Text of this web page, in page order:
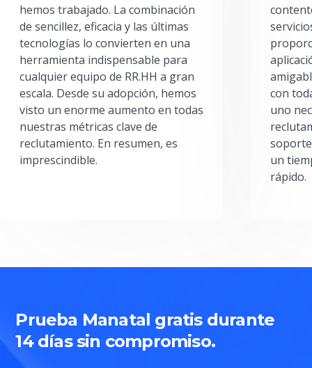
hemos trabajado. La combinación
de sencillez, eficacia y las últimas
tecnologías lo convierten en una
herramienta indispensable para
cualquier equipo de RR.HH a gran
escala. Desde su adopción, hemos
visto un enorme aumento en todas
nuestras métricas clave de
reclutamiento. En resumen, es
imprescindible.
con
uno
un
rápido.
Prueba Manatal gratis durante
14 días sin compromiso.